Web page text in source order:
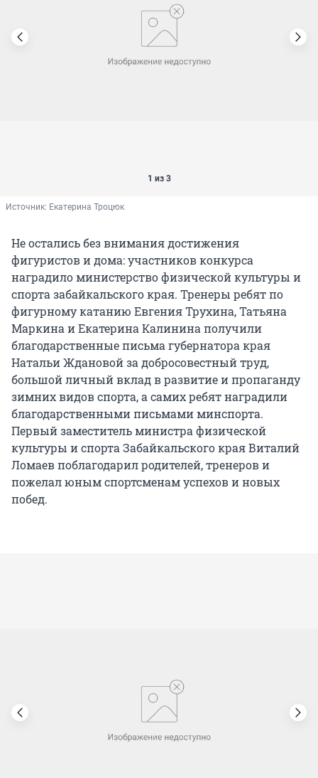
1 из 3
Источник: Екатерина Троцюк
Не остались без внимания достижения
фигуристов и дома: участников конкурса
наградило министерство физической культуры и
спорта забайкальского края. Тренеры ребят по
фигурному катанию Евгения Трухина, Татьяна
Маркина и Екатерина Калинина получили
благодарственные письма губернатора края
Натальи Ждановой за добросовестный труд,
большой личный вклад в развитие и пропаганду
зимних видов спорта, а самих ребят наградили
благодарственными письмами минспорта.
Первый заместитель министра физической
культуры и спорта Забайкальского края Виталий
Ломаев поблагодарил родителей, тренеров и
пожелал юным спортсменам успехов и новых
побед.